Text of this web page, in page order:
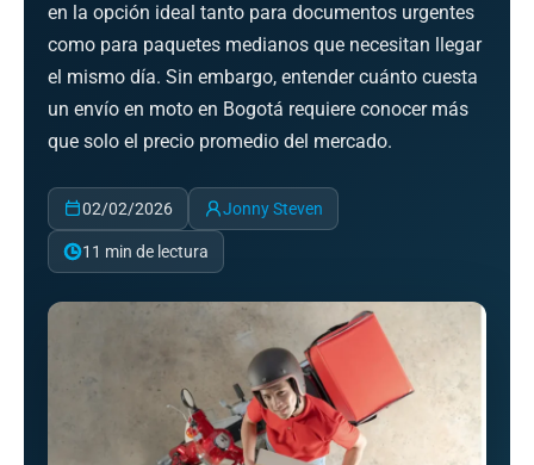
en la opción ideal tanto para documentos urgentes
como para paquetes medianos que necesitan llegar
el mismo día. Sin embargo, entender cuánto cuesta
un envío en moto en Bogotá requiere conocer más
que solo el precio promedio del mercado.
02/02/2026 Jonny Steven
11 min de lectura